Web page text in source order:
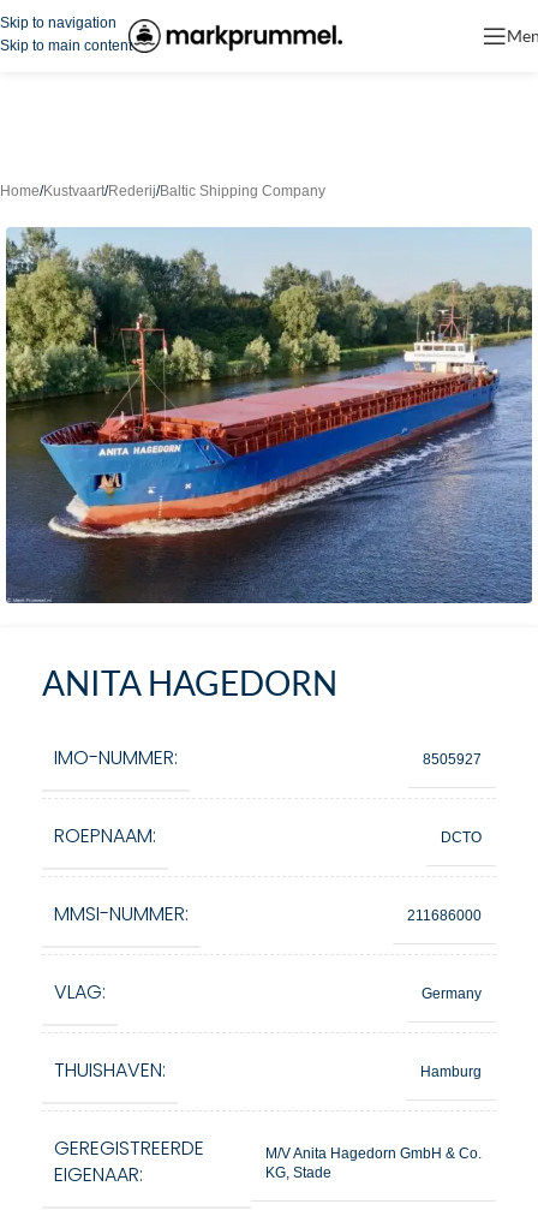
Skip to navigation
Skip to main content
Home/Kustvaart/Rederij/Baltic Shipping Company
ANITA HAGEDORN
IMO-NUMMER: 8505927
ROEPNAAM: DCTO
MMSI-NUMMER: 211686000
VLAG: Germany
THUISHAVEN: Hamburg
GEREGISTREERDE
EIGENAAR:
M/V Anita Hagedorn GmbH & Co.
KG, Stade